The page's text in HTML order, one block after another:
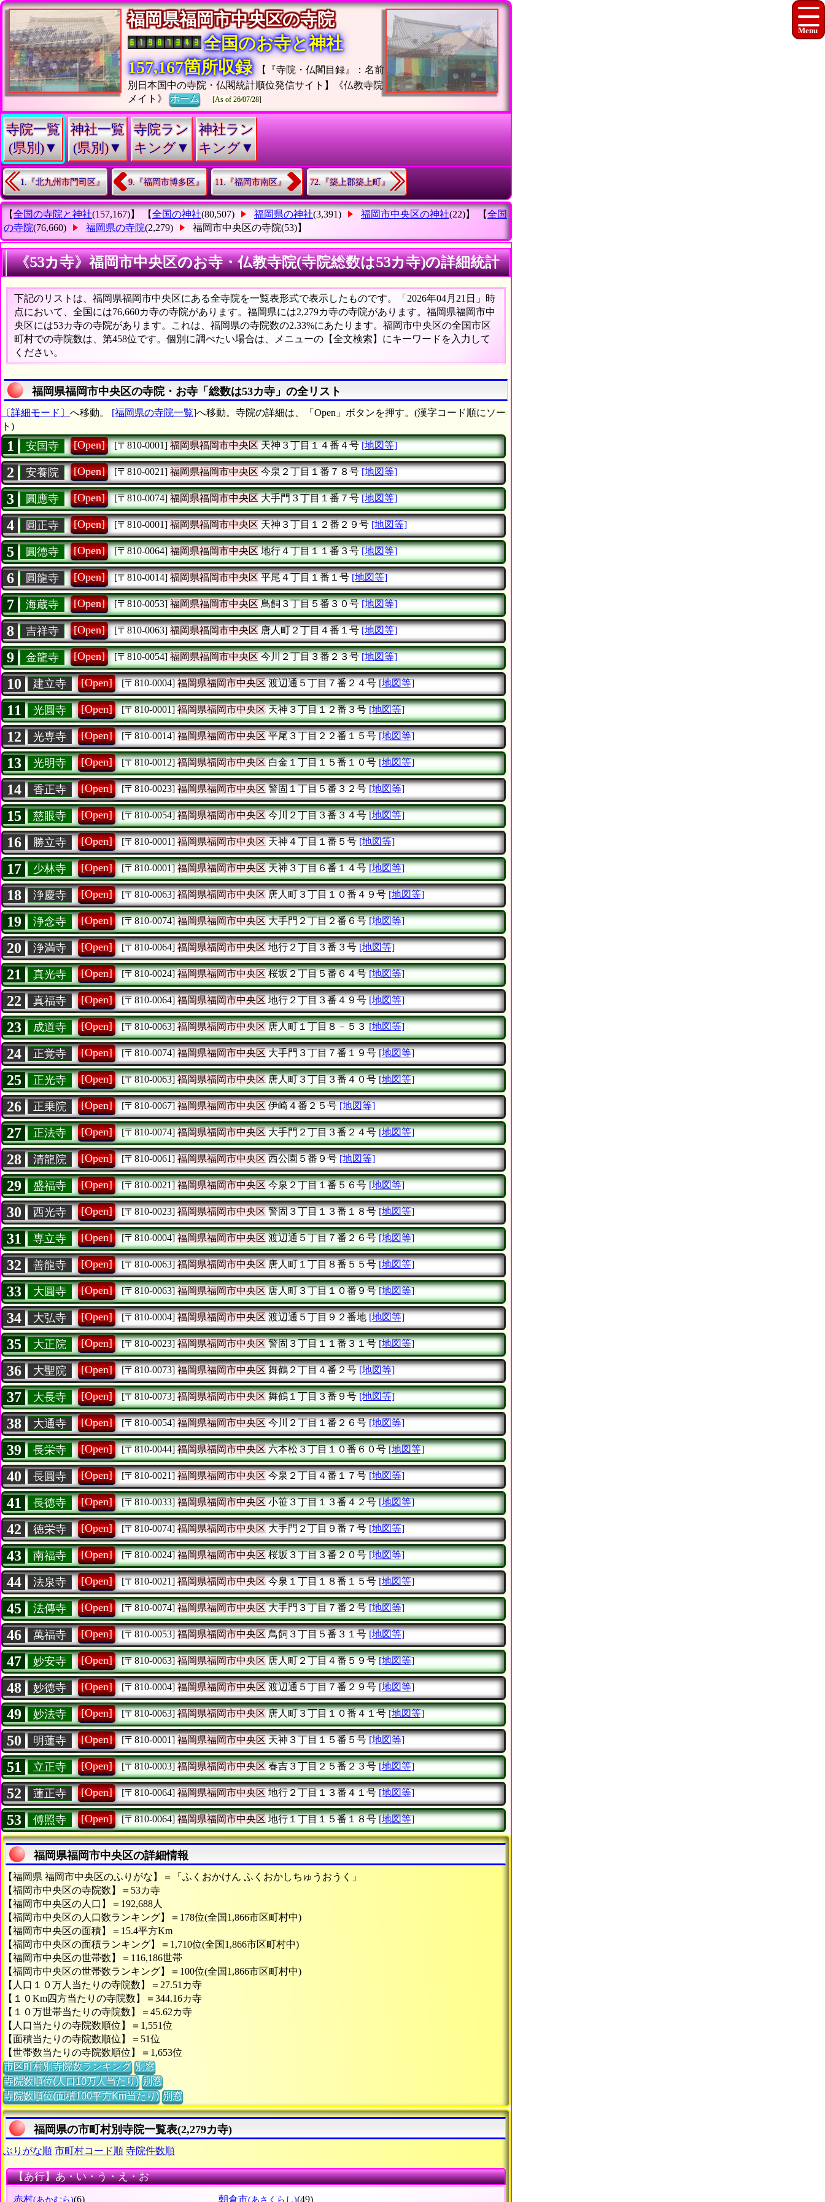
福岡県福岡市中央区の寺院
全国のお寺と神社
157,167箇所収録
【『寺院・仏閣目録』：名前
別日本国中の寺院・仏閣統計順位発信サイト】《仏教寺院
メイト》ホーム [As of 26/07/28]
寺院一覧
(県別)▼
神社一覧
(県別)▼
寺院ラン
キング▼
神社ラン
キング▼
1.『北九州市門司区』 9.『福岡市博多区』 11.『福岡市南区』 72.『築上郡築上町』
【全国の寺院と神社(157,167)】 【全国の神社(80,507) 福岡県の神社(3,391) 福岡市中央区の神社(22)】 【全国
の寺院(76,660) 福岡県の寺院(2,279) 福岡市中央区の寺院(53)】
《53カ寺》福岡市中央区のお寺・仏教寺院(寺院総数は53カ寺)の詳細統計
下記のリストは、福岡県福岡市中央区にある全寺院を一覧表形式で表示したものです。「2026年04月21日」時
点において、全国には76,660カ寺の寺院があります。福岡県には2,279カ寺の寺院があります。福岡県福岡市中
央区には53カ寺の寺院があります。これは、福岡県の寺院数の2.33%にあたります。福岡市中央区の全国市区
町村での寺院数は、第458位です。個別に調べたい場合は、メニューの【全文検索】にキーワードを入力して
ください。
福岡県福岡市中央区の寺院・お寺「総数は53カ寺」の全リスト
〔詳細モード〕 へ移動。 [福岡県の寺院一覧]へ移動。寺院の詳細は、「Open」ボタンを押す。(漢字コード順にソー
ト)
1 安国寺 [Open] [〒810-0001] 福岡県福岡市中央区天神３丁目１４番４号 [地図等]
2 安養院 [Open] [〒810-0021] 福岡県福岡市中央区今泉２丁目１番７８号 [地図等]
3 圓應寺 [Open] [〒810-0074] 福岡県福岡市中央区大手門３丁目１番７号 [地図等]
4 圓正寺 [Open] [〒810-0001] 福岡県福岡市中央区天神３丁目１２番２９号 [地図等]
5 圓徳寺 [Open] [〒810-0064] 福岡県福岡市中央区地行４丁目１１番３号 [地図等]
6 圓龍寺 [Open] [〒810-0014] 福岡県福岡市中央区平尾４丁目１番１号 [地図等]
7 海蔵寺 [Open] [〒810-0053] 福岡県福岡市中央区鳥飼３丁目５番３０号 [地図等]
8 吉祥寺 [Open] [〒810-0063] 福岡県福岡市中央区唐人町２丁目４番１号 [地図等]
9 金龍寺 [Open] [〒810-0054] 福岡県福岡市中央区今川２丁目３番２３号 [地図等]
10 建立寺 [Open] [〒810-0004] 福岡県福岡市中央区渡辺通５丁目７番２４号 [地図等]
11 光圓寺 [Open] [〒810-0001] 福岡県福岡市中央区天神３丁目１２番３号 [地図等]
12 光専寺 [Open] [〒810-0014] 福岡県福岡市中央区平尾３丁目２２番１５号 [地図等]
13 光明寺 [Open] [〒810-0012] 福岡県福岡市中央区白金１丁目１５番１０号 [地図等]
14 香正寺 [Open] [〒810-0023] 福岡県福岡市中央区警固１丁目５番３２号 [地図等]
15 慈眼寺 [Open] [〒810-0054] 福岡県福岡市中央区今川２丁目３番３４号 [地図等]
16 勝立寺 [Open] [〒810-0001] 福岡県福岡市中央区天神４丁目１番５号 [地図等]
17 少林寺 [Open] [〒810-0001] 福岡県福岡市中央区天神３丁目６番１４号 [地図等]
18 浄慶寺 [Open] [〒810-0063] 福岡県福岡市中央区唐人町３丁目１０番４９号 [地図等]
19 浄念寺 [Open] [〒810-0074] 福岡県福岡市中央区大手門２丁目２番６号 [地図等]
20 浄満寺 [Open] [〒810-0064] 福岡県福岡市中央区地行２丁目３番３号 [地図等]
21 真光寺 [Open] [〒810-0024] 福岡県福岡市中央区桜坂２丁目５番６４号 [地図等]
22 真福寺 [Open] [〒810-0064] 福岡県福岡市中央区地行２丁目３番４９号 [地図等]
23 成道寺 [Open] [〒810-0063] 福岡県福岡市中央区唐人町１丁目８－５３ [地図等]
24 正覚寺 [Open] [〒810-0074] 福岡県福岡市中央区大手門３丁目７番１９号 [地図等]
25 正光寺 [Open] [〒810-0063] 福岡県福岡市中央区唐人町３丁目３番４０号 [地図等]
26 正乗院 [Open] [〒810-0067] 福岡県福岡市中央区伊崎４番２５号 [地図等]
27 正法寺 [Open] [〒810-0074] 福岡県福岡市中央区大手門２丁目３番２４号 [地図等]
28 清龍院 [Open] [〒810-0061] 福岡県福岡市中央区西公園５番９号 [地図等]
29 盛福寺 [Open] [〒810-0021] 福岡県福岡市中央区今泉２丁目１番５６号 [地図等]
30 西光寺 [Open] [〒810-0023] 福岡県福岡市中央区警固３丁目１３番１８号 [地図等]
31 専立寺 [Open] [〒810-0004] 福岡県福岡市中央区渡辺通５丁目７番２６号 [地図等]
32 善龍寺 [Open] [〒810-0063] 福岡県福岡市中央区唐人町１丁目８番５５号 [地図等]
33 大圓寺 [Open] [〒810-0063] 福岡県福岡市中央区唐人町３丁目１０番９号 [地図等]
34 大弘寺 [Open] [〒810-0004] 福岡県福岡市中央区渡辺通５丁目９２番地 [地図等]
35 大正院 [Open] [〒810-0023] 福岡県福岡市中央区警固３丁目１１番３１号 [地図等]
36 大聖院 [Open] [〒810-0073] 福岡県福岡市中央区舞鶴２丁目４番２号 [地図等]
37 大長寺 [Open] [〒810-0073] 福岡県福岡市中央区舞鶴１丁目３番９号 [地図等]
38 大通寺 [Open] [〒810-0054] 福岡県福岡市中央区今川２丁目１番２６号 [地図等]
39 長栄寺 [Open] [〒810-0044] 福岡県福岡市中央区六本松３丁目１０番６０号 [地図等]
40 長圓寺 [Open] [〒810-0021] 福岡県福岡市中央区今泉２丁目４番１７号 [地図等]
41 長徳寺 [Open] [〒810-0033] 福岡県福岡市中央区小笹３丁目１３番４２号 [地図等]
42 徳栄寺 [Open] [〒810-0074] 福岡県福岡市中央区大手門２丁目９番７号 [地図等]
43 南福寺 [Open] [〒810-0024] 福岡県福岡市中央区桜坂３丁目３番２０号 [地図等]
44 法泉寺 [Open] [〒810-0021] 福岡県福岡市中央区今泉１丁目１８番１５号 [地図等]
45 法傳寺 [Open] [〒810-0074] 福岡県福岡市中央区大手門３丁目７番２号 [地図等]
46 萬福寺 [Open] [〒810-0053] 福岡県福岡市中央区鳥飼３丁目５番３１号 [地図等]
47 妙安寺 [Open] [〒810-0063] 福岡県福岡市中央区唐人町２丁目４番５９号 [地図等]
48 妙徳寺 [Open] [〒810-0004] 福岡県福岡市中央区渡辺通５丁目７番２９号 [地図等]
49 妙法寺 [Open] [〒810-0063] 福岡県福岡市中央区唐人町３丁目１０番４１号 [地図等]
50 明蓮寺 [Open] [〒810-0001] 福岡県福岡市中央区天神３丁目１５番５号 [地図等]
51 立正寺 [Open] [〒810-0003] 福岡県福岡市中央区春吉３丁目２５番２３号 [地図等]
52 蓮正寺 [Open] [〒810-0064] 福岡県福岡市中央区地行２丁目１３番４１号 [地図等]
53 傅照寺 [Open] [〒810-0064] 福岡県福岡市中央区地行１丁目１５番１８号 [地図等]
福岡県福岡市中央区の詳細情報
【福岡県 福岡市中央区のふりがな】＝「ふくおかけん ふくおかしちゅうおうく」
【福岡市中央区の寺院数】＝53カ寺
【福岡市中央区の人口】＝192,688人
【福岡市中央区の人口数ランキング】＝178位(全国1,866市区町村中)
【福岡市中央区の面積】＝15.4平方Km
【福岡市中央区の面積ランキング】＝1,710位(全国1,866市区町村中)
【福岡市中央区の世帯数】＝116,186世帯
【福岡市中央区の世帯数ランキング】＝100位(全国1,866市区町村中)
【人口１０万人当たりの寺院数】＝27.51カ寺
【１０Km四方当たりの寺院数】＝344.16カ寺
【１０万世帯当たりの寺院数】＝45.62カ寺
【人口当たりの寺院数順位】＝1,551位
【面積当たりの寺院数順位】＝51位
【世帯数当たりの寺院数順位】＝1,653位
市区町村別寺院数ランキング 別窓
寺院数順位(人口10万人当たり) 別窓
寺院数順位(面積100平方Km当たり) 別窓
福岡県の市町村別寺院一覧表(2,279カ寺)
ぶりがな順 市町村コード順 寺院件数順
【あ行】あ・い・う・え・お
赤村(あかむら)(6) 朝倉市(あさくらし)(49)